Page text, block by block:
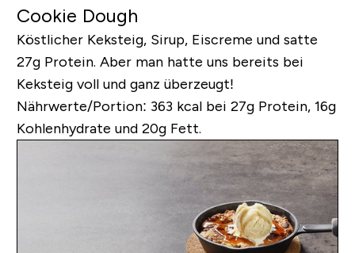
Cookie Dough
Köstlicher Keksteig, Sirup, Eiscreme und satte
27g Protein. Aber man hatte uns bereits bei
Keksteig voll und ganz überzeugt!
Nährwerte/Portion: 363 kcal bei 27g Protein, 16g
Kohlenhydrate und 20g Fett.